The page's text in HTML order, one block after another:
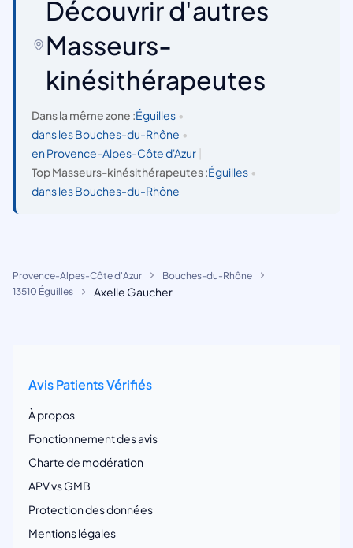
Découvrir d'autres
Masseurs-
kinésithérapeutes
Dans la même zone :Éguilles •
dans les Bouches-du-Rhône •
en Provence-Alpes-Côte d'Azur
Top Masseurs-kinésithérapeutes :Éguilles •
dans les Bouches-du-Rhône
Provence-Alpes-Côte d'Azur
Bouches-du-Rhône
13510 Éguilles
Axelle Gaucher
Avis Patients Vérifiés
À propos
Fonctionnement des avis
Charte de modération
APV vs GMB
Protection des données
Mentions légales